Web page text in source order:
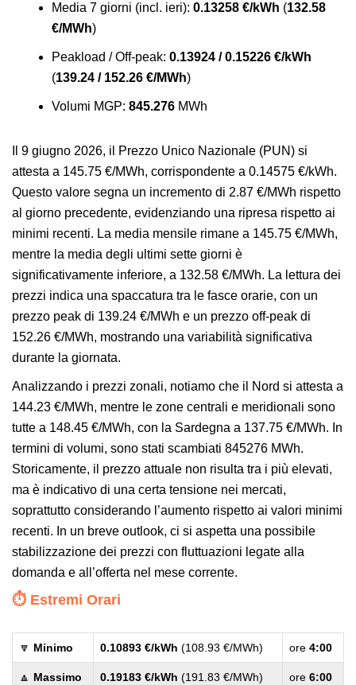
Media 7 giorni (incl. ieri): 0.13258 €/kWh (132.58
€/MWh)
Peakload / Off-peak: 0.13924 / 0.15226 €/kWh
(139.24 / 152.26 €/MWh)
Volumi MGP: 845.276 MWh
Il 9 giugno 2026, il Prezzo Unico Nazionale (PUN) si
attesta a 145.75 €/MWh, corrispondente a 0.14575 €/kWh.
Questo valore segna un incremento di 2.87 €/MWh rispetto
al giorno precedente, evidenziando una ripresa rispetto ai
minimi recenti. La media mensile rimane a 145.75 €/MWh,
mentre la media degli ultimi sette giorni è
significativamente inferiore, a 132.58 €/MWh. La lettura dei
prezzi indica una spaccatura tra le fasce orarie, con un
prezzo peak di 139.24 €/MWh e un prezzo off-peak di
152.26 €/MWh, mostrando una variabilità significativa
durante la giornata.
Analizzando i prezzi zonali, notiamo che il Nord si attesta a
144.23 €/MWh, mentre le zone centrali e meridionali sono
tutte a 148.45 €/MWh, con la Sardegna a 137.75 €/MWh. In
termini di volumi, sono stati scambiati 845276 MWh.
Storicamente, il prezzo attuale non risulta tra i più elevati,
ma è indicativo di una certa tensione nei mercati,
soprattutto considerando l’aumento rispetto ai valori minimi
recenti. In un breve outlook, ci si aspetta una possibile
stabilizzazione dei prezzi con fluttuazioni legate alla
domanda e all’offerta nel mese corrente.
⏱️ Estremi Orari
🔽 Minimo 0.10893 €/kWh (108.93 €/MWh) ore 4:00
🔼 Massimo 0.19183 €/kWh (191.83 €/MWh) ore 6:00